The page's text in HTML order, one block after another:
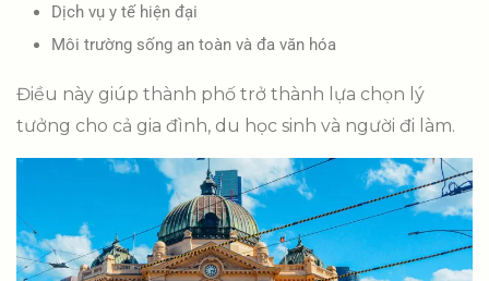
Dịch vụ y tế hiện đại
Môi trường sống an toàn và đa văn hóa
Điều này giúp thành phố trở thành lựa chọn lý
tưởng cho cả gia đình, du học sinh và người đi làm.